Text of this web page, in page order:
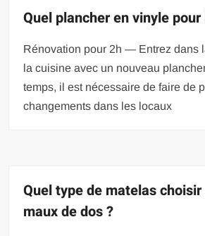
Quel plancher en vinyle
Rénovation pour 2h — Entrez dans
la cuisine avec un nouveau
temps, il est nécessaire de faire de
changements dans les locaux
Quel type de matelas
maux de dos ?